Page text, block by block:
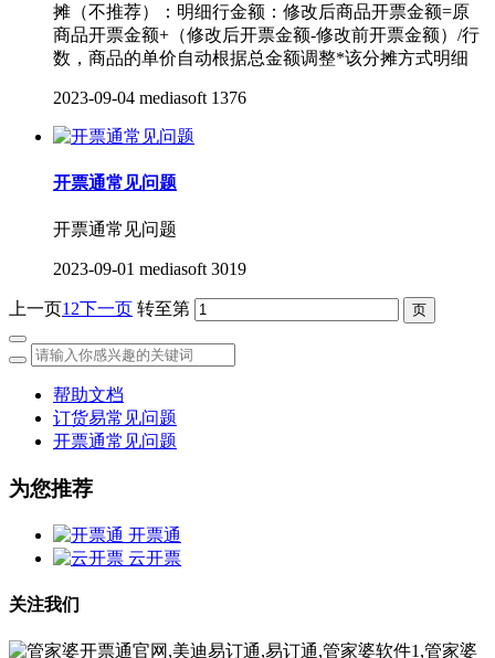
摊（不推荐）：明细行金额：修改后商品开票金额=原
商品开票金额+（修改后开票金额-修改前开票金额）/行
数，商品的单价自动根据总金额调整*该分摊方式明细
2023-09-04 mediasoft 1376
开票通常见问题
开票通常见问题
2023-09-01 mediasoft 3019
上一页1 2下一页 转至第
帮助文档
订货易常见问题
开票通常见问题
为您推荐
开票通
云开票
关注我们